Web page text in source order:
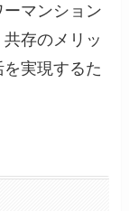
マンション
存のメリッ
実現するた